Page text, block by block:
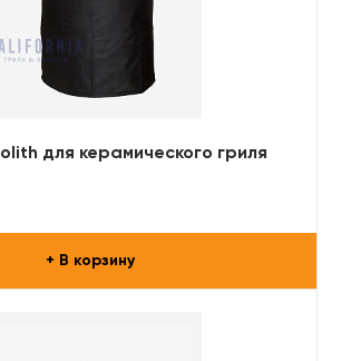
для керамического гриля
+ В корзину